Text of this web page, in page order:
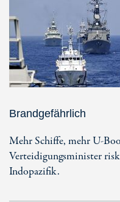
Brandgefährlich
Mehr Schiffe, mehr U-
Verteidigungsminister
Indopazifik.